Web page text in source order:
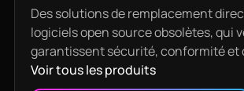
Des solutions de remplacement
logiciels open source obsolètes, qui
garantissent sécurité, conformité et
Voir tous les produits